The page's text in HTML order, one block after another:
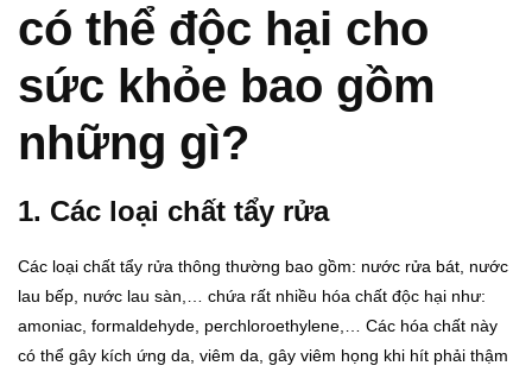
có thể độc hại cho
sức khỏe bao gồm
những gì?
1. Các loại chất tẩy rửa
Các loại chất tẩy rửa thông thường bao gồm: nước rửa bát, nước
lau bếp, nước lau sàn,… chứa rất nhiều hóa chất độc hại như:
amoniac, formaldehyde, perchloroethylene,… Các hóa chất này
có thể gây kích ứng da, viêm da, gây viêm họng khi hít phải thậm